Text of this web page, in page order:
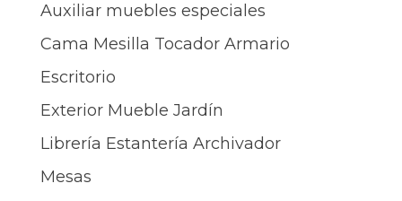
Auxiliar muebles especiales
Cama Mesilla Tocador Armario
Escritorio
Exterior Mueble Jardín
Librería Estantería Archivador
Mesas